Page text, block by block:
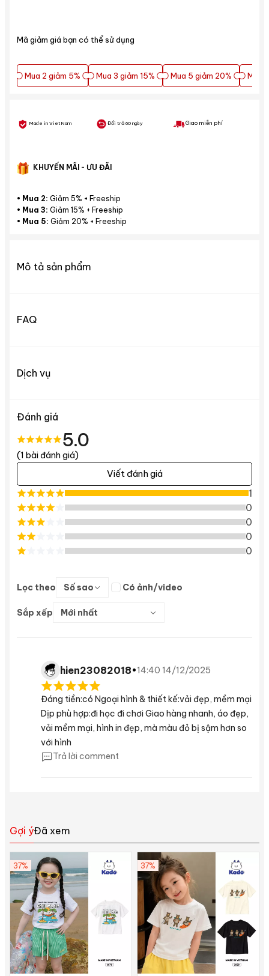
Mã giảm giá bạn có thể sử dụng
Mua 2 giảm 5%
Mua 2 giảm 5% Mua 3 giảm 15%
Mua 3 giảm 15% Mua 5 giảm 20%
Mua 5 giảm 20% Mua
Mua
Made in VietNam Đổi trả 60 ngày Giao miễn phí
KHUYẾN MÃI - ƯU ĐÃI
• Mua 2: Giảm 5% + Freeship
• Mua 3: Giảm 15% + Freeship
• Mua 5: Giảm 20% + Freeship
Mô tả sản phẩm
FAQ
Đánh giá
5.0
(1 bài đánh giá)
Viết đánh giá
1
0
0
0
0
Lọc theo Số sao Có ảnh/video
Sắp xếp Mới nhất
hien23082018•14:40 14/12/2025
Đáng tiền:có Ngoại hình & thiết kế:vải đẹp, mềm mại
Dịp phù hợp:đi học đi chơi Giao hàng nhanh, áo đẹp,
vải mềm mại, hình in đẹp, mà màu đỏ bị sậm hơn so
với hình
Trả lời comment
Dịch vụ
Gợi ýĐã xem
37% 37%